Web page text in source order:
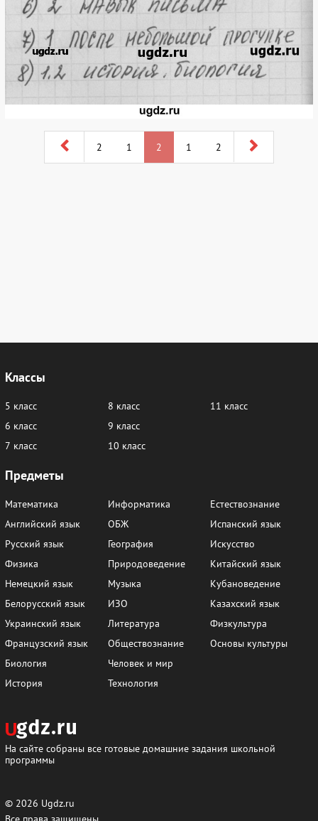
2 1 2 1 2
Классы
5 класс
6 класс
7 класс
8 класс
9 класс
10 класс
11 класс
Предметы
Математика
Английский язык
Русский язык
Физика
Немецкий язык
Белорусский язык
Украинский язык
Французский язык
Биология
История
Информатика
ОБЖ
География
Природоведение
Музыка
ИЗО
Литература
Обществознание
Человек и мир
Технология
Естествознание
Испанский язык
Искусство
Китайский язык
Кубановедение
Казахский язык
Физкультура
Основы культуры
На сайте собраны все готовые домашние задания школьной
программы
© 2026 Ugdz.ru